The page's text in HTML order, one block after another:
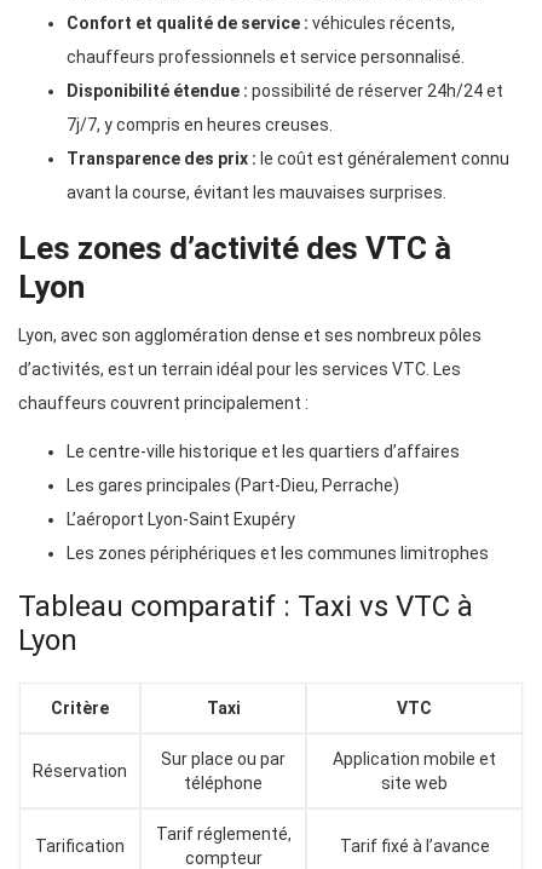
Confort et qualité de service : véhicules récents,
chauffeurs professionnels et service personnalisé.
Disponibilité étendue : possibilité de réserver 24h/24 et
7j/7, y compris en heures creuses.
Transparence des prix : le coût est généralement connu
avant la course, évitant les mauvaises surprises.
Les zones d’activité des VTC à
Lyon
Lyon, avec son agglomération dense et ses nombreux pôles
d’activités, est un terrain idéal pour les services VTC. Les
chauffeurs couvrent principalement :
Le centre-ville historique et les quartiers d’affaires
Les gares principales (Part-Dieu, Perrache)
L’aéroport Lyon-Saint Exupéry
Les zones périphériques et les communes limitrophes
Tableau comparatif : Taxi vs VTC à
Lyon
Critère Taxi VTC
Réservation
Sur place ou par
téléphone
Application mobile et
site web
Tarification
Tarif réglementé,
compteur
Tarif fixé à l’avance